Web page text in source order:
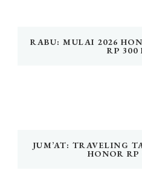
RABU: MULAI 2026
RP 300
JUM’AT: TRAVELING
HONOR RP